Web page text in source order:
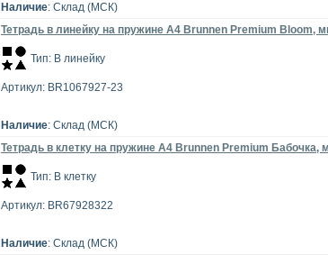
Наличие: Склад (МСК)
Тетрадь в линейку на пружине А4 Brunnen Premium Bloom,
Тип: В линейку
Артикул: BR1067927-23
Наличие: Склад (МСК)
Тетрадь в клетку на пружине А4 Brunnen Premium Бабочка,
Тип: В клетку
Артикул: BR67928322
Наличие: Склад (МСК)